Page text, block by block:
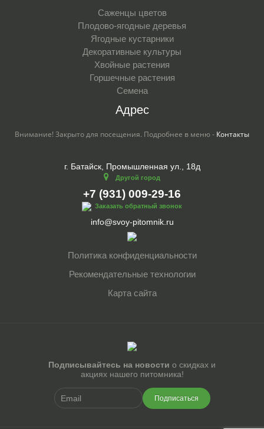
Саженцы цветов
Плодово-ягодные деревья
Ягодные кустарники
Декоративные культуры
Хвойные растения
Горшечные растения
Семена
Адрес
Внимание! Закрыто для посещения. Подробнее в меню - Контакты
г. Батайск, Промышленная ул., 18д
Другой город
+7 (931) 009-29-16
Заказать обратный звонок
info@svoy-pitomnik.ru
Политика конфиденциальности
Рекомендательные технологии
Карта сайта
Подписывайтесь на новости о скидках и
акциях нашего питомника!
Подписаться